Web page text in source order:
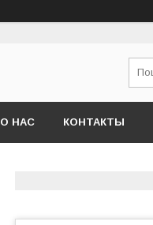
О НАС КОНТАКТЫ